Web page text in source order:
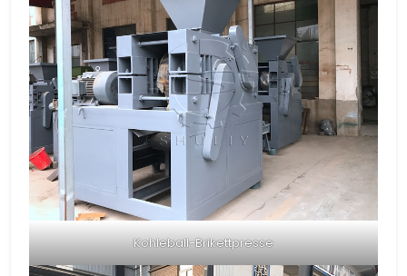
Kohleball-Brikettpresse